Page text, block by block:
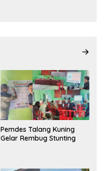
Pemdes Talang Kuning
Gelar Rembug Stunting